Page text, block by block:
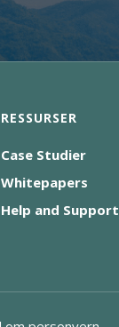
RESSURSER
Case Studier
Whitepapers
Help and Support